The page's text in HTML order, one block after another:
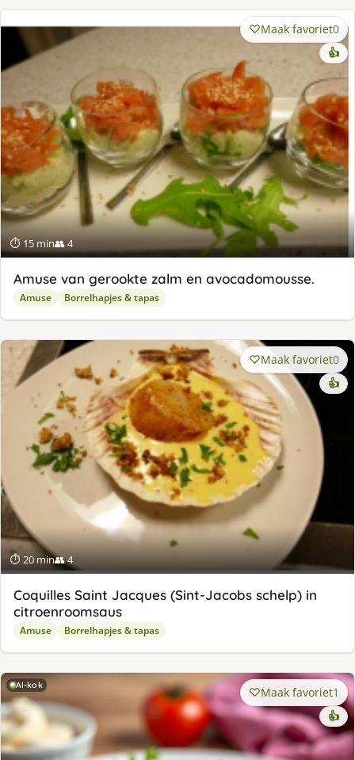
⏱ 15 min👥 4
Maak favoriet0
👍
Amuse van gerookte zalm en avocadomousse.
Amuse Borrelhapjes & tapas
⏱ 20 min👥 4
Maak favoriet0
👍
Coquilles Saint Jacques (Sint-Jacobs schelp) in
citroenroomsaus
Amuse Borrelhapjes & tapas
AI-kok Maak favoriet1
👍